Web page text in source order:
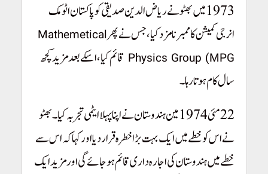
1973 میں بھٹو نے ریاض الدین صدیقی کو پاکستان اٹومک
انرجی کمیشن کا ممبر نامزد کیا، جس نے پھرMathemetical
Physics Group (MPG قائم کیا، اسکے بعد مزید کچھ
سال کام ہوتا رہا۔
22 مئی 1974 مین ہندوستان نے اپنا پہلا ایٹمی تجربہ کیا۔ بھٹو
نے اس کو خطے میں ایک بہت بڑا خطرہ قرار دیا اور کہا کہ اس سے
خطے میں ہندوستان کی اجارہ داری قائم ہو جائے گی اور مزید ایک